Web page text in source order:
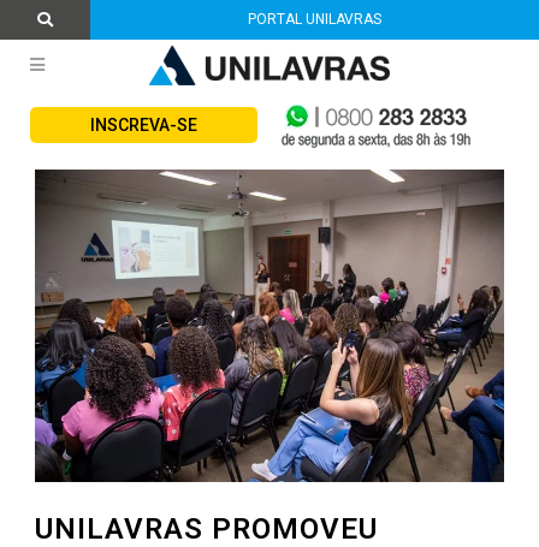
PORTAL UNILAVRAS
INSCREVA-SE
UNILAVRAS PROMOVEU